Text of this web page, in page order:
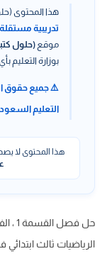
هذا المحتوى
تدريبية مستقلة
موقع (حلول
بوزارة التعليم
⚠️ جميع حقوق
التعليم
هذا المحتوى لا
الرياضيات ثالث ابتدائي ف2 الفصل الدراسي الثاني عبر موقعنا حلول